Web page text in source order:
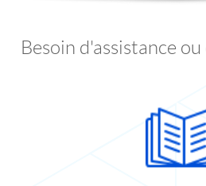
Besoin d'assistance